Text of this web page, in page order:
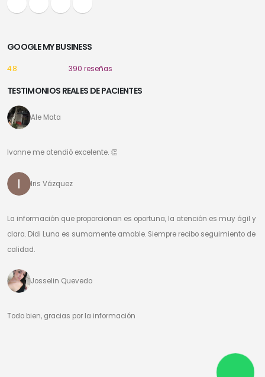
GOOGLE MY BUSINESS
4.8 390 reseñas
TESTIMONIOS REALES DE PACIENTES
Ale Mata
Ivonne me atendió excelente. 👏
Iris Vázquez
La información que proporcionan es oportuna, la atención es muy ágil y
clara. Didi Luna es sumamente amable. Siempre recibo seguimiento de
calidad.
Josselin Quevedo
Todo bien, gracias por la información